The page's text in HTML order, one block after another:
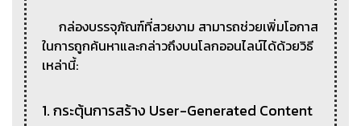
กล่องบรรจุภัณฑ์ที่สวยงาม สามารถช่วยเพิ่มโอกาส
ในการถูกค้นหาและกล่าวถึงบนโลกออนไลน์ได้ด้วยวิธี
เหล่านี้:
1. กระตุ้นการสร้าง User-Generated Content